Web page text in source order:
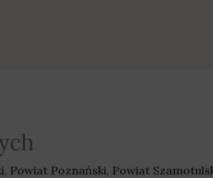
, Powiat Poznański, Powiat